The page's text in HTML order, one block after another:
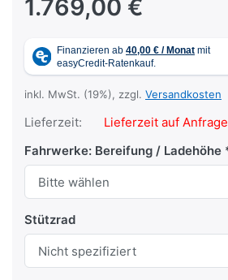
1.769,00 €
inkl. MwSt. (19%), zzgl. Versandkosten
Lieferzeit:
Lieferzeit auf Anfrage
Fahrwerke: Bereifung / Ladehöhe
Stützrad